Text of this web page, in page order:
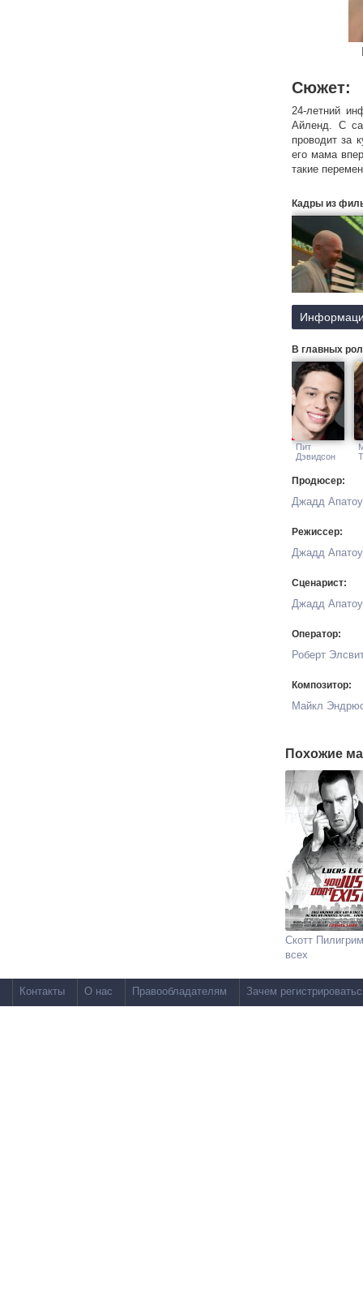
Сюжет:
24-летний
Айленд. С
проводит за
его мама
такие
Кадры из
В главных
Пит
Дэвидсон
Продюсер:
Джадд Апатоу
Режиссер:
Джадд Апатоу
Сценарист:
Джадд Апатоу
Оператор:
Роберт
Композитор:
Майкл
Похожие
Скотт
всех
Контакты О нас Правообладателям Зачем